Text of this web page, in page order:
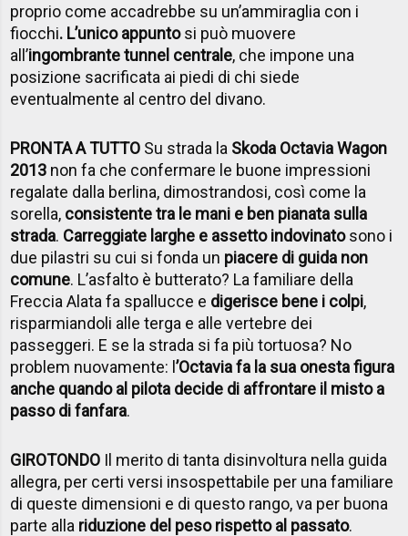
proprio come accadrebbe su un’ammiraglia con i
fiocchi. L’unico appuntosi può muovere
all’ingombrante tunnel centrale, che impone una
posizione sacrificata ai piedi di chi siede
eventualmente al centro del divano.
PRONTA A TUTTO Su strada la Skoda Octavia Wagon
2013 non fa che confermare le buone impressioni
regalate dalla berlina, dimostrandosi, così come la
sorella, consistente tra le mani e ben pianata sulla
strada. Carreggiate larghe e assetto indovinatosono i
due pilastri su cui si fonda un piacere di guida non
comune. L’asfalto è butterato? La familiare della
Freccia Alata fa spallucce e digerisce bene i colpi,
risparmiandoli alle terga e alle vertebre dei
passeggeri. E se la strada si fa più tortuosa? No
problem nuovamente: l’Octavia fa la sua onesta figura
anche quando al pilota decide di affrontare il misto a
passo di fanfara.
GIROTONDO Il merito di tanta disinvoltura nella guida
allegra, per certi versi insospettabile per una familiare
di queste dimensioni e di questo rango, va per buona
parte alla riduzione del peso rispetto al passato.